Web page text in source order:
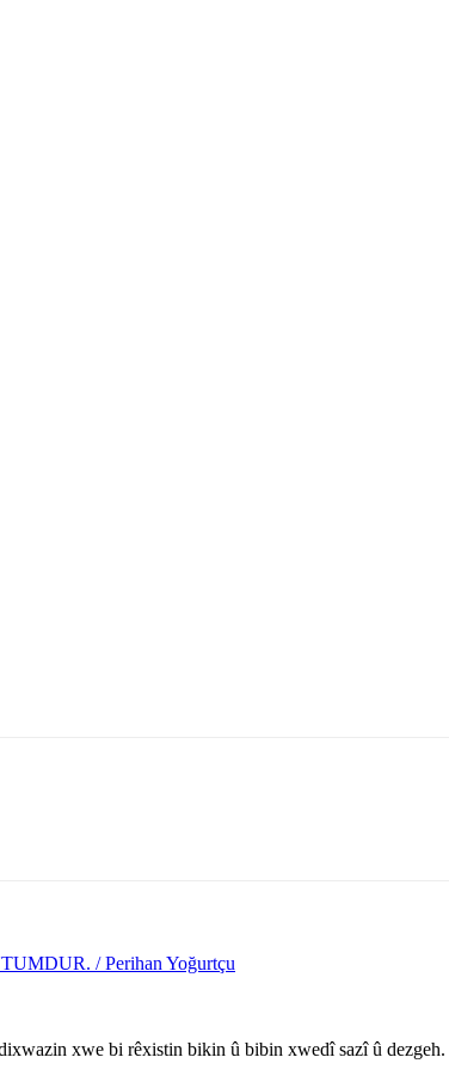
/ Perihan Yoğurtçu
xwe bi rêxistin bikin û bibin xwedî sazî û dezgeh.